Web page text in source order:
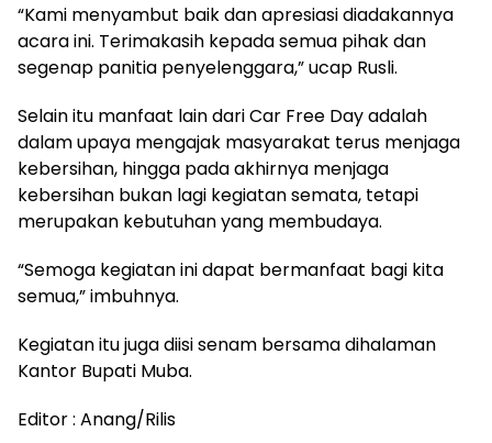
“Kami menyambut baik dan apresiasi diadakannya
acara ini. Terimakasih kepada semua pihak dan
segenap panitia penyelenggara,” ucap Rusli.
Selain itu manfaat lain dari Car Free Day adalah
dalam upaya mengajak masyarakat terus menjaga
kebersihan, hingga pada akhirnya menjaga
kebersihan bukan lagi kegiatan semata, tetapi
merupakan kebutuhan yang membudaya.
“Semoga kegiatan ini dapat bermanfaat bagi kita
semua,” imbuhnya.
Kegiatan itu juga diisi senam bersama dihalaman
Kantor Bupati Muba.
Editor : Anang/Rilis